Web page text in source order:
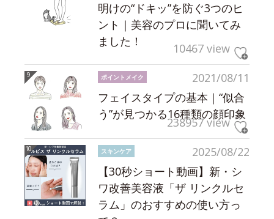
明けの“ドキッ”を防ぐ3つのヒ
ント｜美容のプロに聞いてみ
ました！
10467 view
2021/08/11
ポイントメイク
フェイスタイプの基本｜“似合
う”が見つかる16種類の顔印象
238957 view
2025/08/22
スキンケア
【30秒ショート動画】新・シ
ワ改善美容液「ザ リンクルセ
ラム」のおすすめの使い方っ